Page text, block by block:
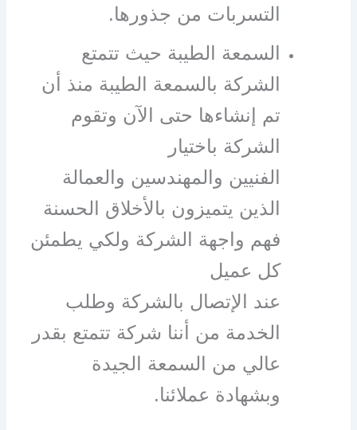
التسربات من جذورها.
السمعة الطيبة حيث تتمتع
الشركة بالسمعة الطيبة منذ أن
تم إنشاءها حتى الآن وتقوم
الشركة باختيار
الفنيين والمهندسين والعمالة
الذين يتميزون بالأخلاق الحسنة
فهم واجهة الشركة ولكي يطمئن
كل عميل
عند الإتصال بالشركة وطلب
الخدمة من أننا شركة تتمتع بقدر
عالي من السمعة الجيدة
وبشهادة عملائنا.